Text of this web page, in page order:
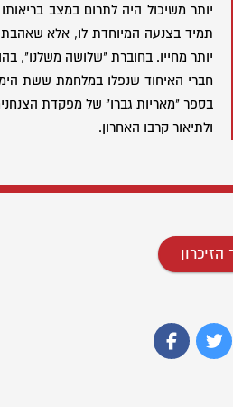
יותר משיכול היה לתרום במצב
תמיד בצנעה המיוחדת לו, אלא
יותר מחייו. בחוברת "שלושה משלנו",
חברי האיחוד שנפלו במלחמת ששת
בספר "מאריות גברו" של מפקדת
ולתיאור קרבו האחרון.